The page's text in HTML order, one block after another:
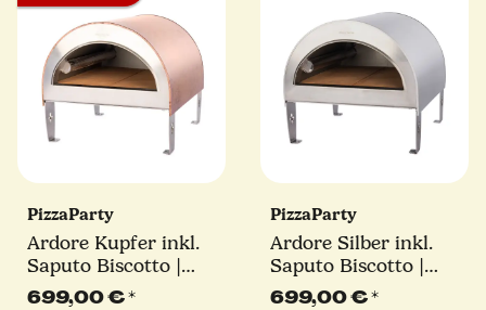
PizzaParty
Ardore Kupfer inkl.
Saputo Biscotto |
550°
699,00 €*
PizzaParty
Ardore Silber inkl.
Saputo Biscotto |
550°
699,00 €*